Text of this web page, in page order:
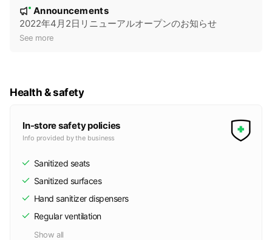
e
New
Announcements
2022年4月2日リニューアルオープンのお知らせ
See more
Health & safety
In-store safety policies
Info provided by the business
Sanitized seats
Sanitized surfaces
Hand sanitizer dispensers
Regular ventilation
Show all